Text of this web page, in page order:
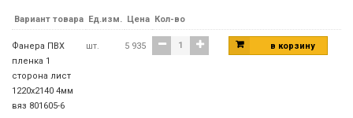
Вариант товара Ед.изм. Цена Кол-во
Фанера ПВХ
пленка 1
сторона лист
1220х2140 4мм
вяз 801605-6
шт. 5 935 в корзину